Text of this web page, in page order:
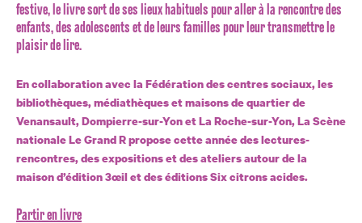
festive, le livre sort de ses lieux habituels pour aller à la rencontre des
enfants, des adolescents et de leurs familles pour leur transmettre le
plaisir de lire.
En collaboration avec la Fédération des centres sociaux, les
bibliothèques, médiathèques et maisons de quartier de
Venansault, Dompierre-sur-Yon et La Roche-sur-Yon, La Scène
nationale Le Grand R propose cette année des lectures-
rencontres, des expositions et des ateliers autour de la
maison d’édition 3œil et des éditions Six citrons acides.
Partir en livre